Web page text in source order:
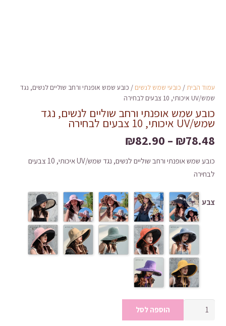
עמוד הבית / כובעי שמש לנשים / כובע שמש אופנתי ורחב שוליים לנשים, נגד
שמש/UV איכותי, 10 צבעים לבחירה
כובע שמש אופנתי ורחב שוליים לנשים, נגד
שמש/UV איכותי, 10 צבעים לבחירה
₪78.48
–
₪82.90
⁦₪78.48⁩
⁦₪82.90⁩
כובע שמש אופנתי ורחב שוליים לנשים, נגד שמש/UV איכותי, 10 צבעים
לבחירה
צבע
כמות
הוספה לסל